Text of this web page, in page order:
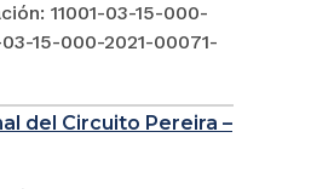
11001-03-15-000-
15-000-2021-00071-
del Circuito Pereira –